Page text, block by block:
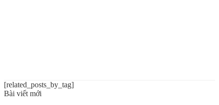
[related_posts_by_tag]
Bài viết mới